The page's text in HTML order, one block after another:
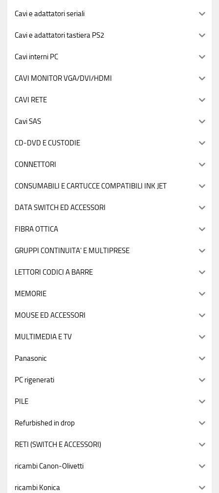
Cavi e adattatori seriali
Cavi e adattatori tastiera PS2
Cavi interni PC
CAVI MONITOR VGA/DVI/HDMI
CAVI RETE
Cavi SAS
CD-DVD E CUSTODIE
CONNETTORI
CONSUMABILI E CARTUCCE COMPATIBILI INK JET
DATA SWITCH ED ACCESSORI
FIBRA OTTICA
GRUPPI CONTINUITA' E MULTIPRESE
LETTORI CODICI A BARRE
MEMORIE
MOUSE ED ACCESSORI
MULTIMEDIA E TV
Panasonic
PC rigenerati
PILE
Refurbished in drop
RETI (SWITCH E ACCESSORI)
ricambi Canon-Olivetti
ricambi Konica